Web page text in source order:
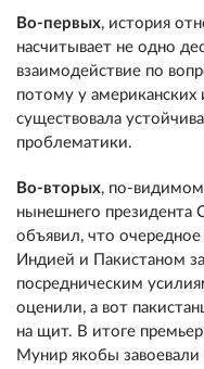
Во-первых, история
насчитывает не одно
взаимодействие по
потому у американских
существовала
проблематики.
Во-вторых, по-
нынешнего
объявил, что
Индией и Пакистаном
посредническим
оценили, а вот
на щит. В итоге
Мунир якобы